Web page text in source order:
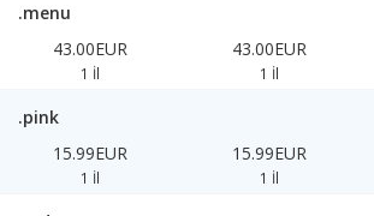
.menu
43.00EUR
1 İl
43.00EUR
1 İl
.pink
15.99EUR
1 İl
15.99EUR
1 İl